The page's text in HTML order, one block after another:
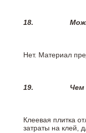
18.
Нет. Материал
19. Чем
Клеевая плитка
затраты на клей,